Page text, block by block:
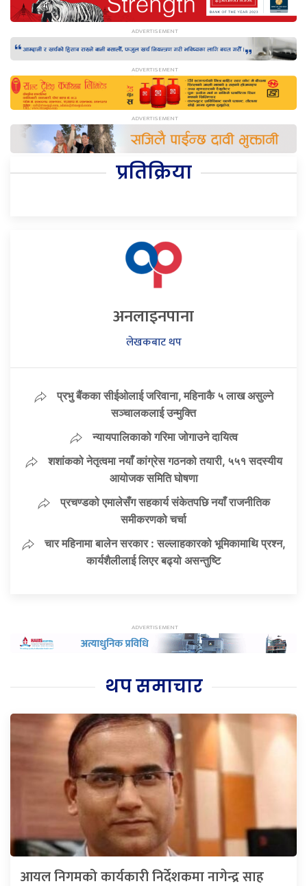
प्रतिक्रिया
अनलाइनपाना
लेखकबाट थप
प्रभु बैंकका सीईओलाई जरिवाना, महिनाकै ५ लाख असुल्ने
सञ्चालकलाई उन्मुक्ति
न्यायपालिकाको गरिमा जोगाउने दायित्व
शशांकको नेतृत्वमा नयाँ कांग्रेस गठनको तयारी, ५५१ सदस्यीय
आयोजक समिति घोषणा
प्रचण्डको एमालेसँग सहकार्य संकेतपछि नयाँ राजनीतिक
समीकरणको चर्चा
चार महिनामा बालेन सरकार : सल्लाहकारको भूमिकामाथि प्रश्न,
कार्यशैलीलाई लिएर बढ्यो असन्तुष्टि
थप समाचार
आयल निगमको कार्यकारी निर्देशकमा नागेन्द्र साह